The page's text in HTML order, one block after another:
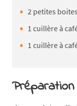
2 petites
1 cuillère à
1 cuillère à
Préparation